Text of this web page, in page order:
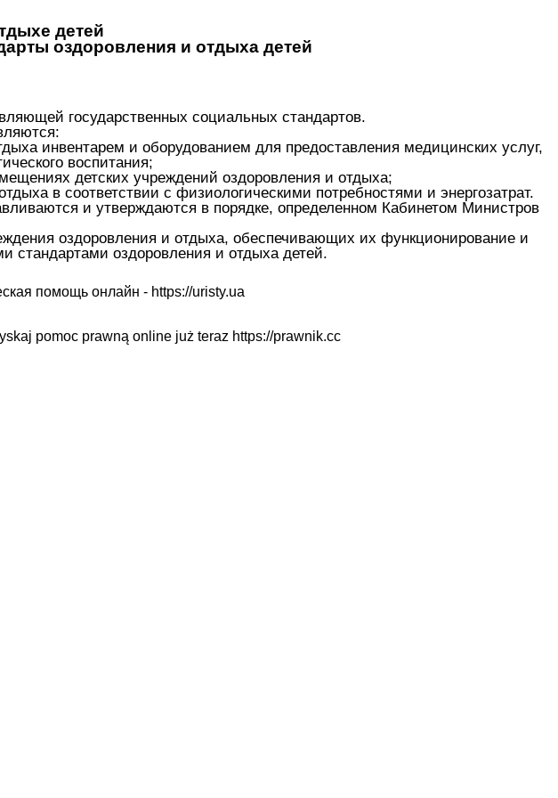
детей
оздоровления и отдыха детей
государственных социальных стандартов.
инвентарем и оборудованием для предоставления медицинских услуг,
воспитания;
детских учреждений оздоровления и отдыха;
в соответствии с физиологическими потребностями и энергозатрат.
и утверждаются в порядке, определенном Кабинетом Министров
оздоровления и отдыха, обеспечивающих их функционирование и
стандартами оздоровления и отдыха детей.
помощь онлайн - https://uristy.ua
pomoc prawną online już teraz https://prawnik.cc